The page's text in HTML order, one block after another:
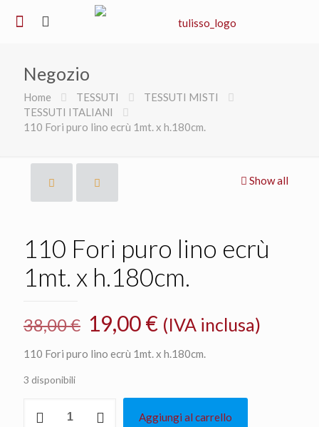
Negozio
Home TESSUTI
TESSUTI MISTI
TESSUTI ITALIANI
110 Fori puro lino ecrù 1mt. x h.180cm.
Show all
110 Fori puro lino ecrù
1mt. x h.180cm.
38,00€ Il
prezzo
originale
38,00 €.
19,00€Il
prezzo
attuale
19,00 €.
(IVA inclusa)
110 Fori puro lino ecrù 1mt. x h.180cm.
3 disponibili
Fori
Aggiungi al carrello